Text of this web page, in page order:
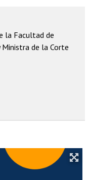
la Facultad de
Ministra de la Corte